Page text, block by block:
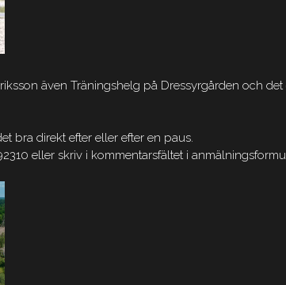
även Träningshelg på Dressyrgården och
bra direkt efter eller efter en paus.
eller skriv i kommentarsfältet i